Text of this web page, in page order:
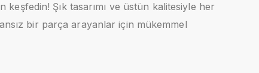
keşfedin! Şık tasarımı ve üstün kalitesiyle her
bir parça arayanlar için mükemmel